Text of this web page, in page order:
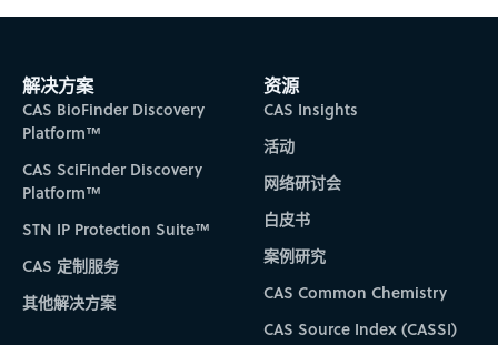
解决方案
CAS BioFinder Discovery
Platform™
CAS SciFinder Discovery
Platform™
STN IP Protection Suite™
CAS 定制服务
其他解决方案
资源
CAS Insights
活动
网络研讨会
白皮书
案例研究
CAS Common Chemistry
CAS Source Index (CASSI)